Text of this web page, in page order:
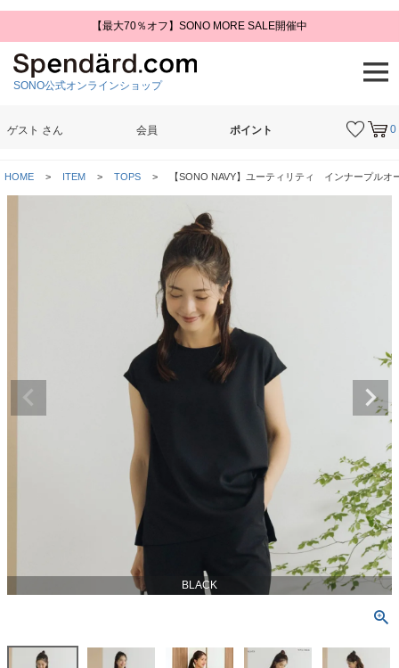
【最大70％オフ】SONO MORE SALE開催中
SONO公式オンラインショップ
0
ゲスト さん 会員 ポイント
HOME ITEM TOPS 【SONO NAVY】ユーティリティ インナープルオ
BLACK